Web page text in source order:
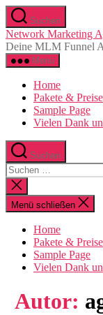
Zum
Inhalt
springen
Suchen
Network Marketing
Deine MLM Funnel
Menü
Home
Pakete & Preise
Sample Page
Vielen Dank
Suchen
Suchen
nach:
Suche
schließen
Menü schließen
Home
Pakete & Preise
Sample Page
Vielen Dank
Autor: